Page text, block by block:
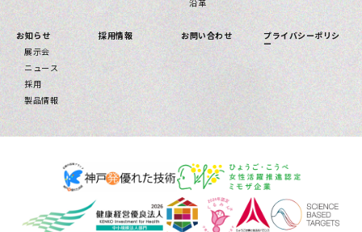
沿革
お知らせ
展示会
ニュース
採用
製品情報
採用情報 お問い合わせ プライバシーポリシ
ー